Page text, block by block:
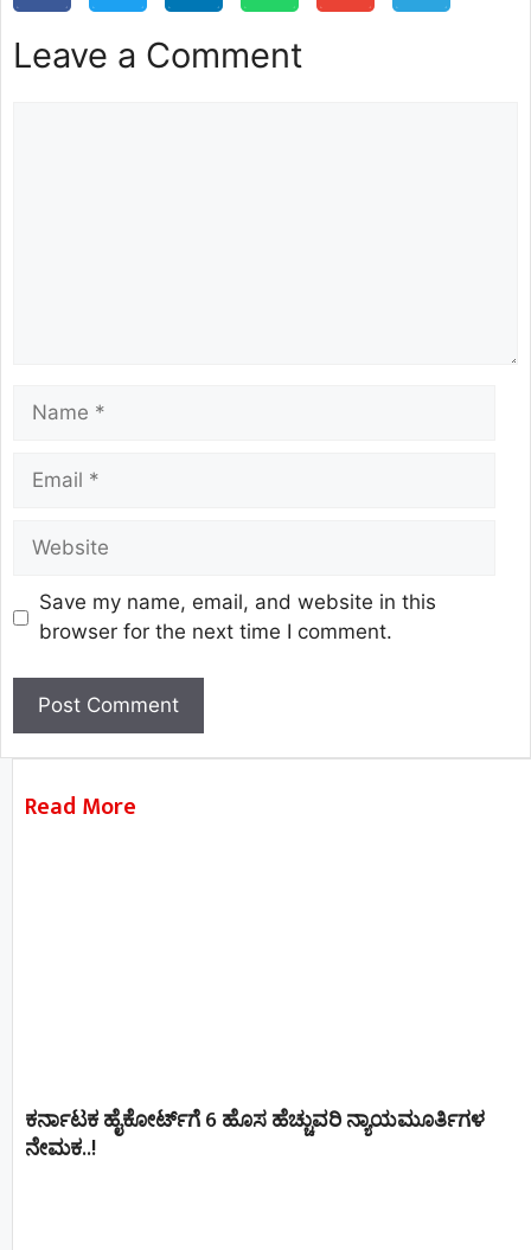
Leave a Comment
Save my name, email, and website in this
browser for the next time I comment.
Read More
ಕರ್ನಾಟಕ ಹೈಕೋರ್ಟ್‌ಗೆ 6 ಹೊಸ ಹೆಚ್ಚುವರಿ ನ್ಯಾಯಮೂರ್ತಿಗಳ
ನೇಮಕ..!